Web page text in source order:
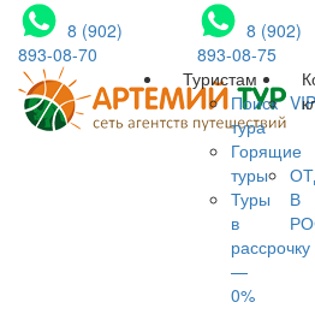
8 (902)
893-08-70
8 (902)
893-08-75
Туристам
Поиск
тура
Горящие
туры
Туры
в
рассрочку
—
0%
В